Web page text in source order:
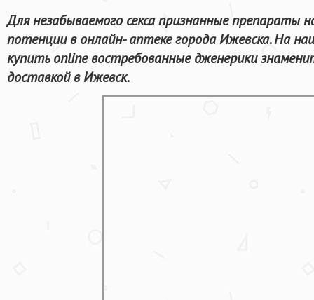
Для незабываемого секса признанные препараты
потенции в онлайн- аптеке города Ижевска. На
купить online востребованные дженерики
доставкой в Ижевск.